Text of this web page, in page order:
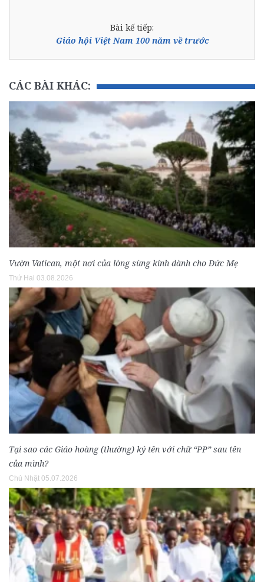
Bài kế tiếp:
Giáo hội Việt Nam 100 năm về trước
CÁC BÀI KHÁC:
Vườn Vatican, một nơi của lòng sùng kính dành cho Đức Mẹ
Thứ Hai 03.08.2026
Tại sao các Giáo hoàng (thường) ký tên với chữ “PP” sau tên
của mình?
Chủ Nhật 05.07.2026